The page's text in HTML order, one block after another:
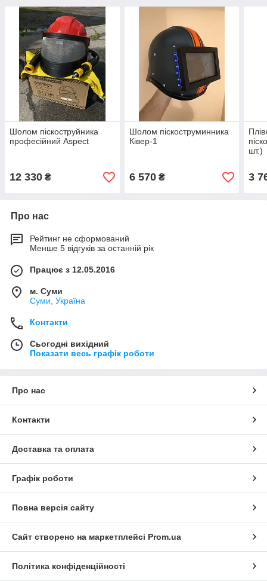
Шолом піскоструйника
професійний Aspect
12 330 ₴
Шолом піскоструминника
Ківер-1
6 570₴
шт.)
3
Про нас
Рейтинг не сформований
Менше 5 відгуків за останній рік
Працює з 12.05.2016
м. Суми
Суми, Україна
Контакти
Сьогодні вихідний
Показати весь графік роботи
Про нас
Контакти
Доставка та оплата
Графік роботи
Повна версія сайту
Сайт створено на маркетплейсі Prom.ua
Політика конфіденційності